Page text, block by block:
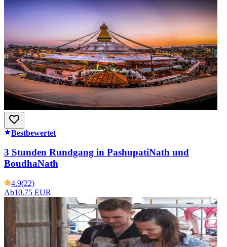
Bestbewertet
3 Stunden Rundgang in PashupatiNath und
BoudhaNath
4.9(22)
Ab10.75 EUR